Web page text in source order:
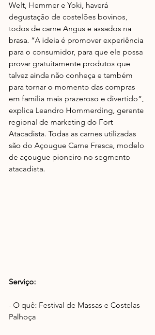
Welt, Hemmer e Yoki, haverá
degustação de costelões bovinos,
todos de carne Angus e assados na
brasa. “A ideia é promover experiência
para o consumidor, para que ele possa
provar gratuitamente produtos que
talvez ainda não conheça e também
para tornar o momento das compras
em família mais prazeroso e divertido”,
explica Leandro Hommerding, gerente
regional de marketing do Fort
Atacadista. Todas as carnes utilizadas
são do Açougue Carne Fresca, modelo
de açougue pioneiro no segmento
atacadista.
Serviço:
- O quê: Festival de Massas e Costelas
Palhoça